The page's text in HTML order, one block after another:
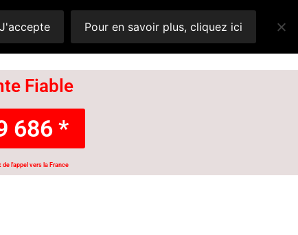
Fiable
686 *
l'appel vers la France
J'accepte Pour en savoir plus, cliquez ici